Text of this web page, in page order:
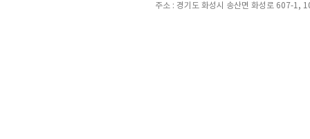
주소 : 경기도 화성시 송산면 화성로 607-